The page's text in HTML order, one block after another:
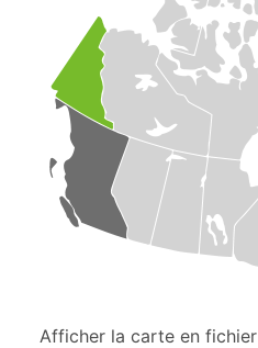
Afficher la carte en fichier